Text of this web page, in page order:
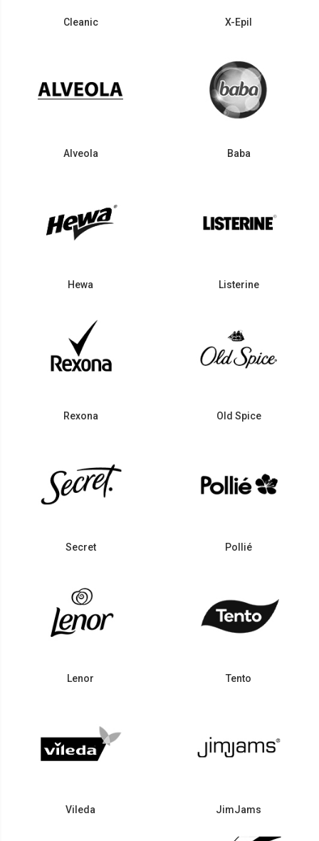
Cleanic X-Epil
Alveola Baba
Hewa Listerine
Rexona Old Spice
Secret Pollié
Lenor Tento
Vileda JimJams